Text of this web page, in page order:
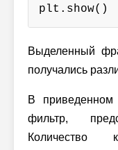
plt.show()
Выделенный
получались
В приведенном
фильтр,
Количество